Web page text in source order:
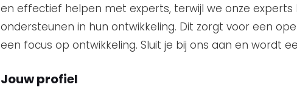
en effectief helpen met experts, terwijl we onze experts
ondersteunen in hun ontwikkeling. Dit zorgt voor een
een focus op ontwikkeling. Sluit je bij ons aan en wordt
Jouw profiel